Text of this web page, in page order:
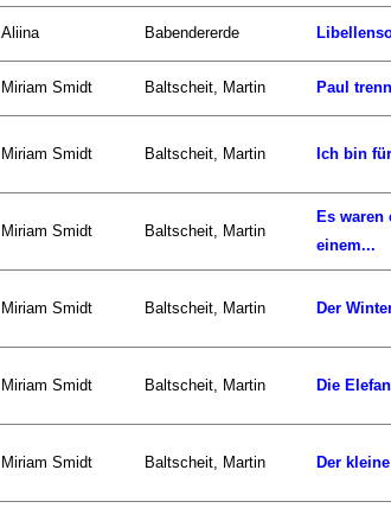
Aliina Babendererde
Miriam Smidt Baltscheit, Martin Paul
Miriam Smidt Baltscheit, Martin Ich bin
Miriam Smidt Baltscheit, Martin
Es waren
einem...
Miriam Smidt Baltscheit, Martin Der
Miriam Smidt Baltscheit, Martin Die
Miriam Smidt Baltscheit, Martin Der